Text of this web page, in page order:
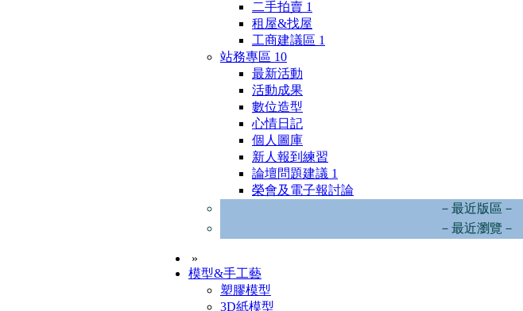
二手拍賣 1
租屋&找屋
工商建議區 1
站務專區 10
最新活動
活動成果
數位造型
心情日記
個人圖庫
新人報到練習
論壇問題建議 1
榮會及電子報討論
－最近版區－
－最近瀏覽－
»
模型&手工藝
塑膠模型
3D紙模型